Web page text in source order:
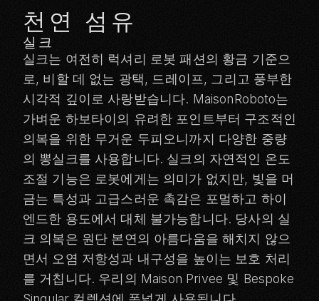
천연 섬유
실크
실크는 여전히 럭셔리 로봇 패션의 황금 기준으
로, 비할 데 없는 광택, 드레이프, 그리고 풍부한
시각적 깊이로 사랑받습니다. MaisonRoboto는
가벼운 하보타이의 유려한 포인트부터 구조적인
의복을 위한 무거운 두피오니까지 다양한 중량
의 뽕실크를 사용합니다. 실크의 자연적인 온도
조절 기능은 로봇에게는 의미가 없지만, 빛을 머
금는 특성과 고급스러운 촉감은 포멀하고 하이
엔드한 용도에서 대체 불가능합니다. 당사의 실
크 의복은 원단 본연의 아름다움을 해치지 않으
면서 오염 저항성과 내구성을 높이는 보호 처리
를 거칩니다. 우리의 Maison Privee 및 Bespoke